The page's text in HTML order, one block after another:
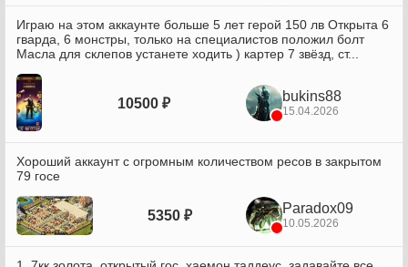
Играю на этом аккаунте больше 5 лет герой 150 лв Открыта 6
гварда, 6 монстры, только на специалистов положил болт
Масла для склепов устанете ходить ) картер 7 звёзд, ст...
10500 ₽ bukins88
15.04.2026
Хороший аккаунт с огромным количеством ресов в закрытом
79 госе
5350 ₽ Paradox09
10.05.2026